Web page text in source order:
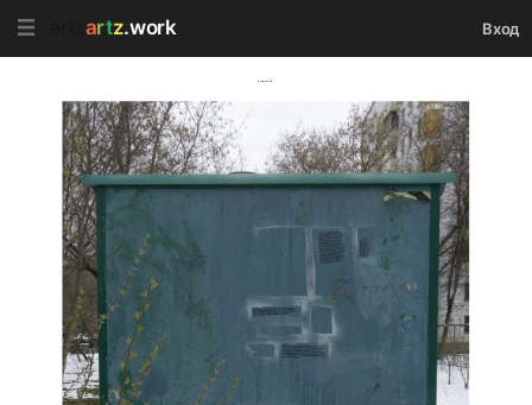
artz.work Вход
artz.work